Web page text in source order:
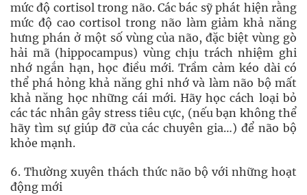
mức độ cortisol trong não. Các bác sỹ phát hiện rằng
mức độ cao cortisol trong não làm giảm khả năng
hưng phán ở một số vùng của não, đặc biệt vùng gò
hải mã (hippocampus) vùng chịu trách nhiệm ghi
nhớ ngắn hạn, học điều mới. Trầm cảm kéo dài có
thể phá hỏng khả năng ghi nhớ và làm não bộ mất
khả năng học những cái mới. Hãy học cách loại bỏ
các tác nhân gây stress tiêu cực, (nếu bạn không thể
hãy tìm sự giúp đỡ của các chuyên gia…) để não bộ
khỏe mạnh.
6. Thường xuyên thách thức não bộ với những hoạt
động mới